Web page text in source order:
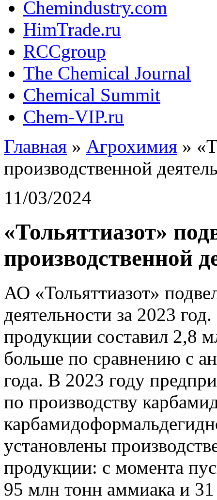
Chemindustry.com
HimTrade.ru
RCCgroup
The Chemical Journal
Chemical Summit
Chem-VIP.ru
Главная » Агрохимия »
производственной
11/03/2024
«Тольяттиазот»
производственной
АО «Тольяттиазот»
деятельности за 2023
продукции составил 2,8
больше по сравнению с
года. В 2023 году
по производству
установлены
продукции: с момента
95 млн тонн аммиака и